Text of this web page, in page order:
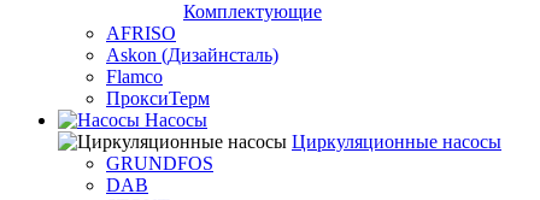
Комплектующие
AFRISO
Askon (Дизайнсталь)
Flamco
ПроксиТерм
Насосы
Циркуляционные насосы
GRUNDFOS
DAB